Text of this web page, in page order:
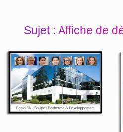
Sujet : Affiche de